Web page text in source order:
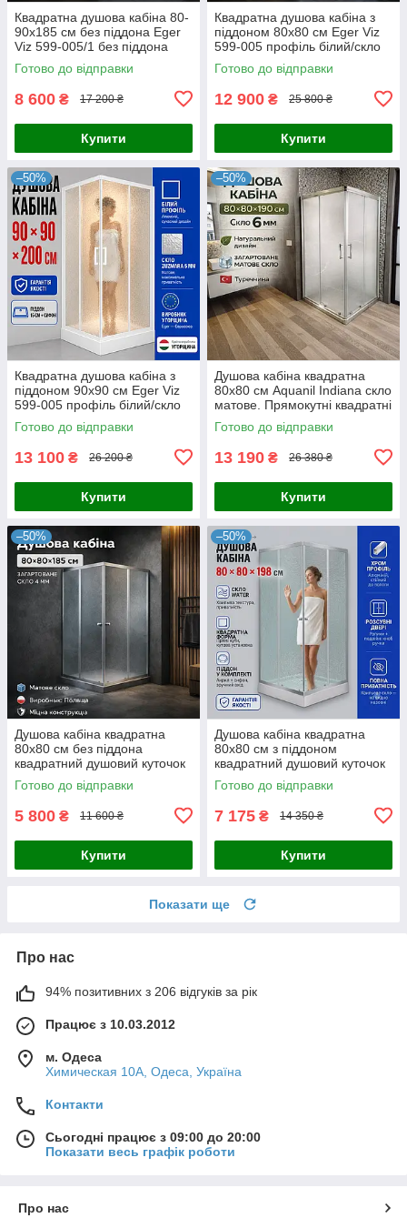
Квадратна душова кабіна 80-
90х185 см без піддона Eger
Viz 599-005/1 без піддона
Готово до відправки
8 600 ₴ 17 200 ₴
Купити
Квадратна душова кабіна з
піддоном 80х80 см Eger Viz
599-005 профіль білий/скло
Zuzmara
Готово до відправки
12 900 ₴ 25 800 ₴
Купити
–50%
Квадратна душова кабіна з
піддоном 90х90 см Eger Viz
599-005 профіль білий/скло
Zuzmara
Готово до відправки
13 100 ₴ 26 200 ₴
Купити
–50%
Душова кабіна квадратна
80х80 см Aquanil Indiana скло
матове. Прямокутні квадратні
душові кабіни
Готово до відправки
13 190 ₴ 26 380 ₴
Купити
–50%
Душова кабіна квадратна
80x80 см без піддона
квадратний душовий куточок
Готово до відправки
5 800 ₴ 11 600 ₴
Купити
–50%
Душова кабіна квадратна
80x80 см з піддоном
квадратний душовий куточок
Готово до відправки
7 175 ₴ 14 350 ₴
Купити
Показати ще
Про нас
94% позитивних з 206 відгуків за рік
Працює з 10.03.2012
м. Одеса
Химическая 10А, Одеса, Україна
Контакти
Сьогодні працює з 09:00 до 20:00
Показати весь графік роботи
Про нас